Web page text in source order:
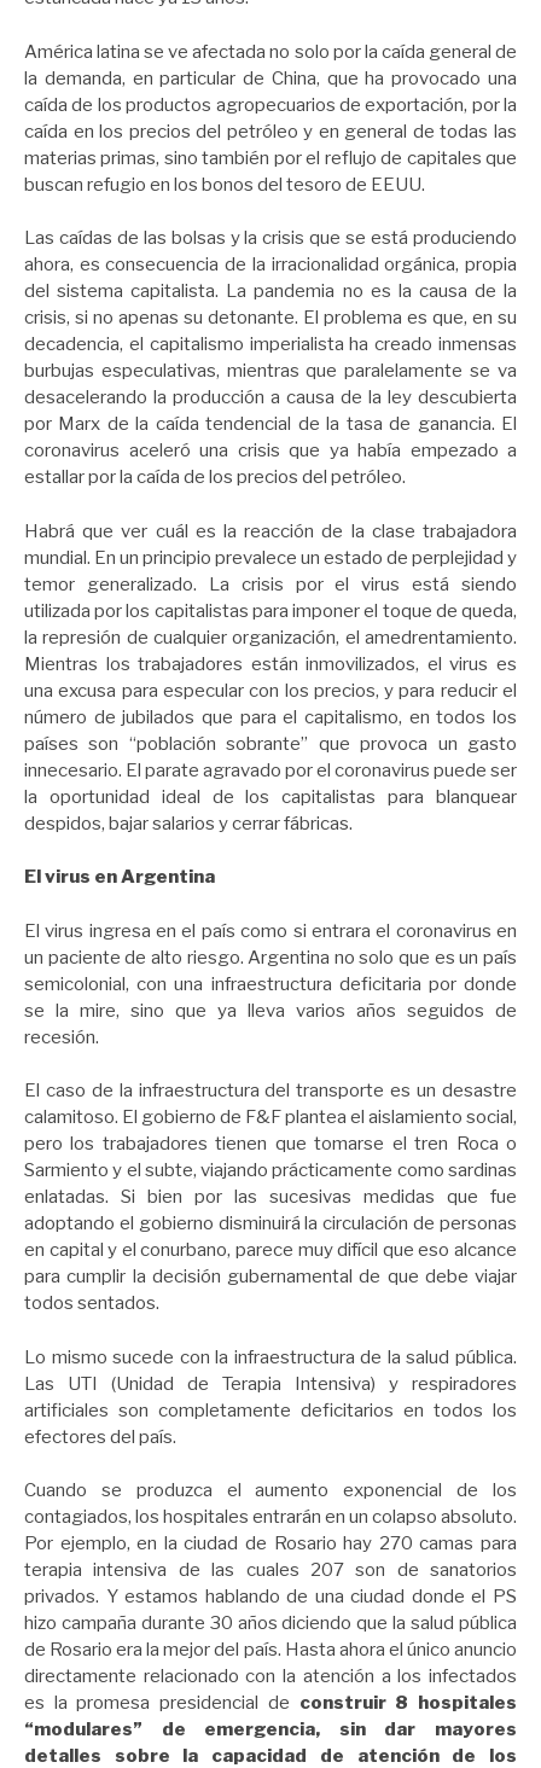
América latina se ve afectada no solo por la caída general de
la demanda, en particular de China, que ha provocado una
caída de los productos agropecuarios de exportación, por la
caída en los precios del petróleo y en general de todas las
materias primas, sino también por el reflujo de capitales que
buscan refugio en los bonos del tesoro de EEUU.
Las caídas de las bolsas y la crisis que se está produciendo
ahora, es consecuencia de la irracionalidad orgánica, propia
del sistema capitalista. La pandemia no es la causa de la
crisis, si no apenas su detonante. El problema es que, en su
decadencia, el capitalismo imperialista ha creado inmensas
burbujas especulativas, mientras que paralelamente se va
desacelerando la producción a causa de la ley descubierta
por Marx de la caída tendencial de la tasa de ganancia. El
coronavirus aceleró una crisis que ya había empezado a
estallar por la caída de los precios del petróleo.
Habrá que ver cuál es la reacción de la clase trabajadora
mundial. En un principio prevalece un estado de perplejidad y
temor generalizado. La crisis por el virus está siendo
utilizada por los capitalistas para imponer el toque de queda,
la represión de cualquier organización, el amedrentamiento.
Mientras los trabajadores están inmovilizados, el virus es
una excusa para especular con los precios, y para reducir el
número de jubilados que para el capitalismo, en todos los
países son “población sobrante” que provoca un gasto
innecesario. El parate agravado por el coronavirus puede ser
la oportunidad ideal de los capitalistas para blanquear
despidos, bajar salarios y cerrar fábricas.
El virus en Argentina
El virus ingresa en el país como si entrara el coronavirus en
un paciente de alto riesgo. Argentina no solo que es un país
semicolonial, con una infraestructura deficitaria por donde
se la mire, sino que ya lleva varios años seguidos de
recesión.
El caso de la infraestructura del transporte es un desastre
calamitoso. El gobierno de F&F plantea el aislamiento social,
pero los trabajadores tienen que tomarse el tren Roca o
Sarmiento y el subte, viajando prácticamente como sardinas
enlatadas. Si bien por las sucesivas medidas que fue
adoptando el gobierno disminuirá la circulación de personas
en capital y el conurbano, parece muy difícil que eso alcance
para cumplir la decisión gubernamental de que debe viajar
todos sentados.
Lo mismo sucede con la infraestructura de la salud pública.
Las UTI (Unidad de Terapia Intensiva) y respiradores
artificiales son completamente deficitarios en todos los
efectores del país.
Cuando se produzca el aumento exponencial de los
contagiados, los hospitales entrarán en un colapso absoluto.
Por ejemplo, en la ciudad de Rosario hay 270 camas para
terapia intensiva de las cuales 207 son de sanatorios
privados. Y estamos hablando de una ciudad donde el PS
hizo campaña durante 30 años diciendo que la salud pública
de Rosario era la mejor del país. Hasta ahora el único anuncio
directamente relacionado con la atención a los infectados
es la promesa presidencial de construir 8 hospitales
“modulares” de emergencia, sin dar mayores
detalles sobre la capacidad de atención de los